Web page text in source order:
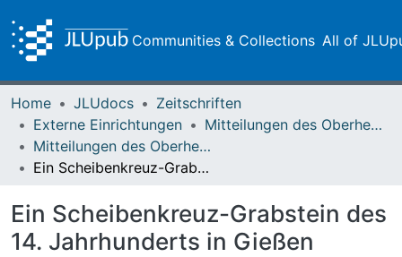
Communities & Collections All of
Home JLUdocs
Zeitschriften
Externe Einrichtungen
Mitteilungen des Oberhessischen Geschichtsvereins Gießen
Mitteilungen des Oberhessischen Geschichtsvereins Gießen Vol. 070 (1985)
Ein Scheibenkreuz-Grabstein des 14. Jahrhunderts in Gießen
Ein Scheibenkreuz-Grabstein des
14. Jahrhunderts in Gießen